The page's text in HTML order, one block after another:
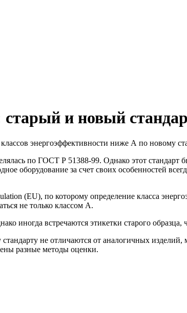
и новый
энергоэффективности ниже А по новому
по ГОСТ Р 51388-99. Однако этот стандарт
оборудование за счет своих особенностей
(EU), по которому определение класса
не только классом A.
иногда встречаются этикетки старого
не отличаются от аналогичных
разные методы оценки.